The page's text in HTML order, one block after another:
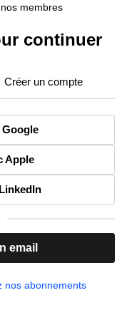
membres
continuer
Créer un compte
Apple
email
nos abonnements